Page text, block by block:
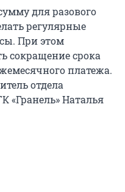
для разового
регулярные
При этом
сокращение срока
платежа.
отдела
«Гранель» Наталья